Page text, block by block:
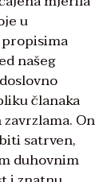
u
našeg
članaka
On
satrven,
duhovnim